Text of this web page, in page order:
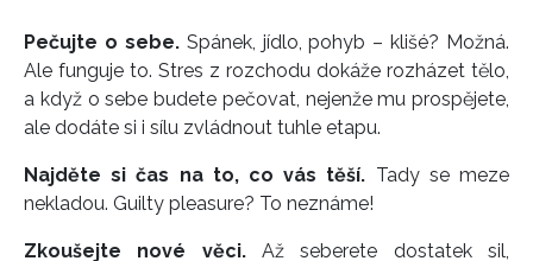
Pečujte o sebe.Spánek, jídlo, pohyb – klišé? Možná.
Ale funguje to. Stres z rozchodu dokáže rozházet tělo,
a když o sebe budete pečovat, nejenže mu prospějete,
ale dodáte si i sílu zvládnout tuhle etapu.
Najděte si čas na to, co vás těší. Tady se meze
nekladou. Guilty pleasure? To neznáme!
Zkoušejte nové věci.Až seberete dostatek sil,